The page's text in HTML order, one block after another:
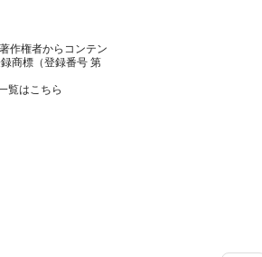
作権者からコンテン
商標（登録番号 第
覧はこちら